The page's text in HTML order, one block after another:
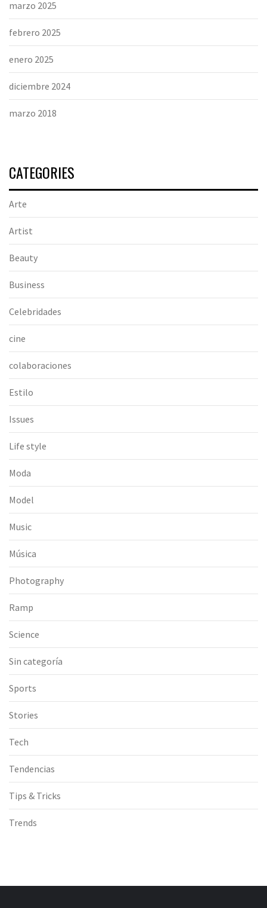
marzo 2025
febrero 2025
enero 2025
diciembre 2024
marzo 2018
CATEGORIES
Arte
Artist
Beauty
Business
Celebridades
cine
colaboraciones
Estilo
Issues
Life style
Moda
Model
Music
Música
Photography
Ramp
Science
Sin categoría
Sports
Stories
Tech
Tendencias
Tips & Tricks
Trends